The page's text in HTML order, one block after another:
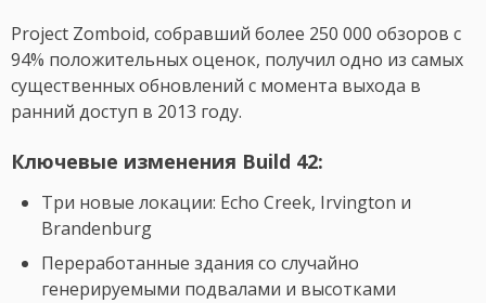
Project Zomboid, собравший более 250 000 обзоров с
94% положительных оценок, получил одно из самых
существенных обновлений с момента выхода в
ранний доступ в 2013 году.
Ключевые изменения Build 42:
Три новые локации: Echo Creek, Irvington и
Brandenburg
Переработанные здания со случайно
генерируемыми подвалами и высотками